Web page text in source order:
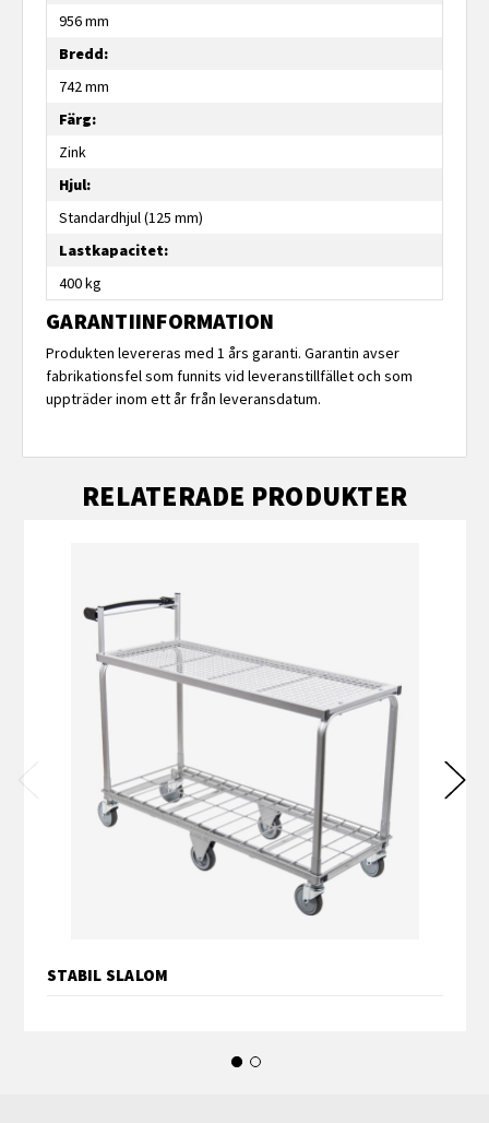
956 mm
Bredd:
742 mm
Färg:
Zink
Hjul:
Standardhjul (125 mm)
Lastkapacitet:
400 kg
GARANTIINFORMATION
Produkten levereras med 1 års garanti. Garantin avser
fabrikationsfel som funnits vid leveranstillfället och som
uppträder inom ett år från leveransdatum.
RELATERADE PRODUKTER
STABIL SLALOM